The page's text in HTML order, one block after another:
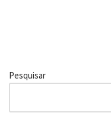
Pesquisar